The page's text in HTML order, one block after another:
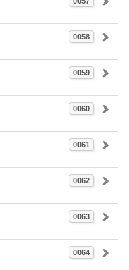
0058
0059
0060
0061
0062
0063
0064